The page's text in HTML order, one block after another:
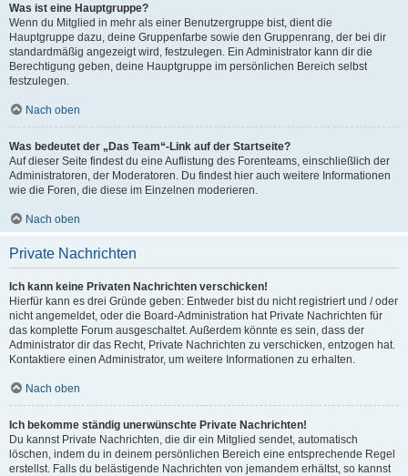
Was ist eine Hauptgruppe?
Wenn du Mitglied in mehr als einer Benutzergruppe bist, dient die
Hauptgruppe dazu, deine Gruppenfarbe sowie den Gruppenrang, der bei dir
standardmäßig angezeigt wird, festzulegen. Ein Administrator kann dir die
Berechtigung geben, deine Hauptgruppe im persönlichen Bereich selbst
festzulegen.
Nach oben
Was bedeutet der „Das Team“-Link auf der Startseite?
Auf dieser Seite findest du eine Auflistung des Forenteams, einschließlich der
Administratoren, der Moderatoren. Du findest hier auch weitere Informationen
wie die Foren, die diese im Einzelnen moderieren.
Nach oben
Private Nachrichten
Ich kann keine Privaten Nachrichten verschicken!
Hierfür kann es drei Gründe geben: Entweder bist du nicht registriert und / oder
nicht angemeldet, oder die Board-Administration hat Private Nachrichten für
das komplette Forum ausgeschaltet. Außerdem könnte es sein, dass der
Administrator dir das Recht, Private Nachrichten zu verschicken, entzogen hat.
Kontaktiere einen Administrator, um weitere Informationen zu erhalten.
Nach oben
Ich bekomme ständig unerwünschte Private Nachrichten!
Du kannst Private Nachrichten, die dir ein Mitglied sendet, automatisch
löschen, indem du in deinem persönlichen Bereich eine entsprechende Regel
erstellst. Falls du belästigende Nachrichten von jemandem erhältst, so kannst